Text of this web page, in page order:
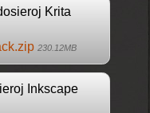
Krita
230.12MB
Inkscape